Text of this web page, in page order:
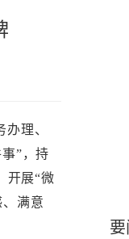
理、
”，持
开展“微
满意